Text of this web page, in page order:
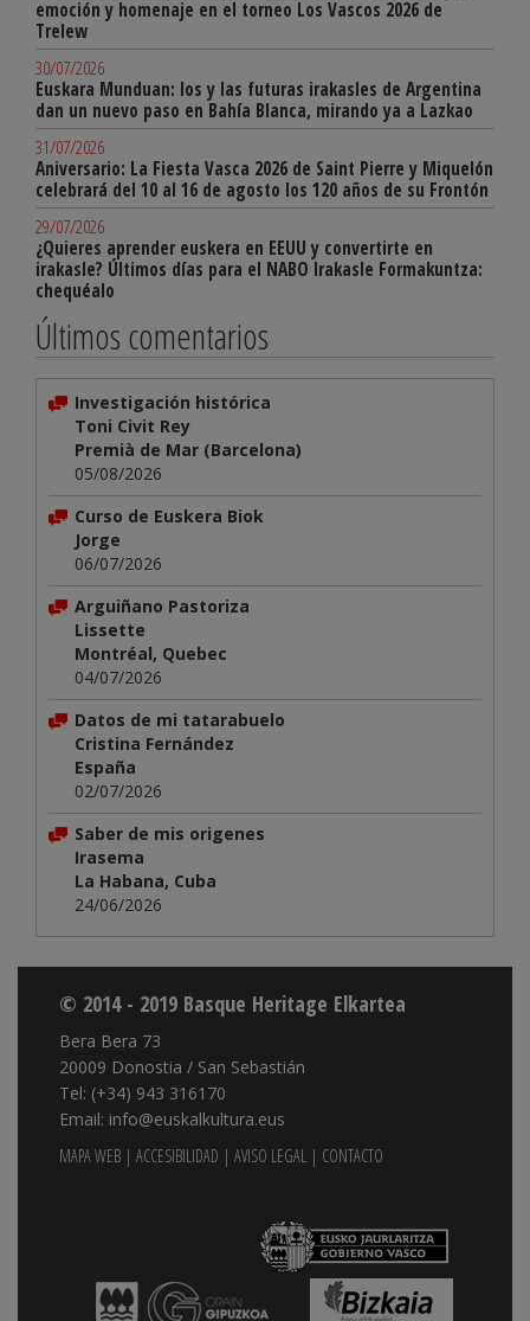
emoción y homenaje en el torneo Los Vascos 2026 de
Trelew
30/07/2026
Euskara Munduan: los y las futuras irakasles de Argentina
dan un nuevo paso en Bahía Blanca, mirando ya a Lazkao
31/07/2026
Aniversario: La Fiesta Vasca 2026 de Saint Pierre y Miquelón
celebrará del 10 al 16 de agosto los 120 años de su Frontón
29/07/2026
¿Quieres aprender euskera en EEUU y convertirte en
irakasle? Últimos días para el NABO Irakasle Formakuntza:
chequéalo
Últimos comentarios
Investigación histórica
Toni Civit Rey
Premià de Mar (Barcelona)
05/08/2026
Curso de Euskera Biok
Jorge
06/07/2026
Arguiñano Pastoriza
Lissette
Montréal, Quebec
04/07/2026
Datos de mi tatarabuelo
Cristina Fernández
España
02/07/2026
Saber de mis origenes
Irasema
La Habana, Cuba
24/06/2026
© 2014 - 2019 Basque Heritage Elkartea
Bera Bera 73
20009 Donostia / San Sebastián
Tel: (+34) 943 316170
Email: info@euskalkultura.eus
MAPA WEB | ACCESIBILIDAD | AVISO LEGAL | CONTACTO